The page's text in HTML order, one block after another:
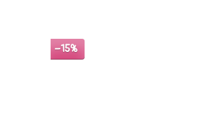
−15%